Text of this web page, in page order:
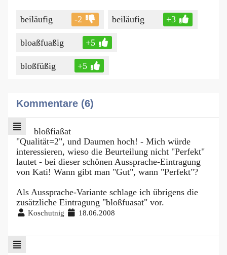
beiläufig -2 beiläufig +3
bloaßfuaßig +5
bloßfüßig +5
Kommentare (6)
bloßfiaßat
"Qualität=2", und Daumen hoch! - Mich würde
interessieren, wieso die Beurteilung nicht "Perfekt"
lautet - bei dieser schönen Aussprache-Eintragung
von Kati! Wann gibt man "Gut", wann "Perfekt"?
Als Aussprache-Variante schlage ich übrigens die
zusätzliche Eintragung "bloßfuasat" vor.
Koschutnig 18.06.2008